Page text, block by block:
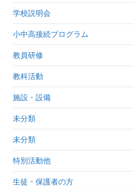
学校説明会
小中高接続プログラム
教員研修
教科活動
施設・設備
未分類
未分類
特別活動他
生徒・保護者の方